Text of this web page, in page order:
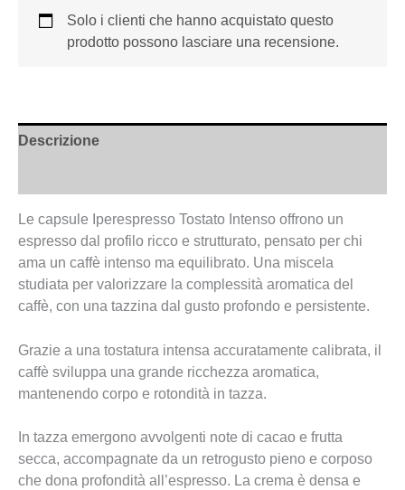
Solo i clienti che hanno acquistato questo
prodotto possono lasciare una recensione.
Descrizione
Le capsule Iperespresso Tostato Intenso offrono un
espresso dal profilo ricco e strutturato, pensato per chi
ama un caffè intenso ma equilibrato. Una miscela
studiata per valorizzare la complessità aromatica del
caffè, con una tazzina dal gusto profondo e persistente.
Grazie a una tostatura intensa accuratamente calibrata, il
caffè sviluppa una grande ricchezza aromatica,
mantenendo corpo e rotondità in tazza.
In tazza emergono avvolgenti note di cacao e frutta
secca, accompagnate da un retrogusto pieno e corposo
che dona profondità all’espresso. La crema è densa e